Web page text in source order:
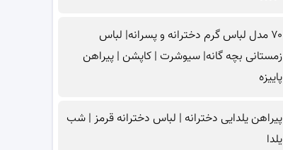
۷۰ مدل لباس گرم دخترانه و پسرانه| لباس
زمستانی بچه گانه| سیوشرت | کاپشن | پیراهن
پاییزه
پیراهن یلدایی دخترانه | لباس دخترانه قرمز | شب
یلدا